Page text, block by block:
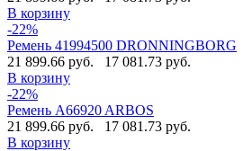
В корзину
-22%
Ремень 41994500 DRONNINGBORG
21 899.66 руб.
17 081.73 руб.
В корзину
-22%
Ремень A66920 ARBOS
21 899.66 руб.
17 081.73 руб.
В корзину